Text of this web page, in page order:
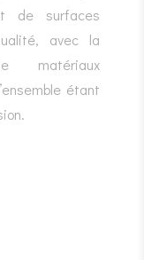
de surfaces
avec la
matériaux
étant